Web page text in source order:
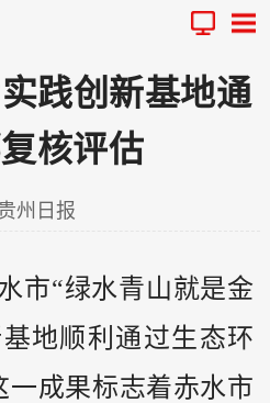
践创新基地通
核评估
州日报
市“绿水青山就是金
地顺利通过生态环
一成果标志着赤水市